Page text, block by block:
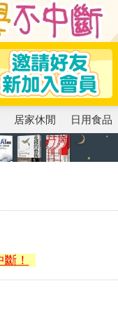
居家休閒 日用食品
！